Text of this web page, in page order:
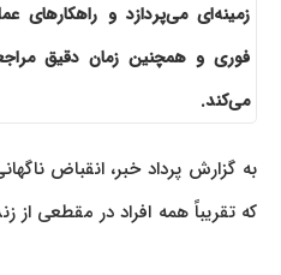
زمینه‌ای می‌پردازد و راهکارهای
فوری و همچنین زمان دقیق
می‌کند.
به گزارش پرداد خبر، انقباض
که تقریباً همه افراد در مقطعی از